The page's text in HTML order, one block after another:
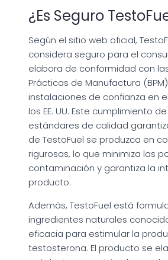
¿Es Seguro
Según el sitio web oficial,
considera seguro para el
elabora de conformidad con
Prácticas de Manufactura
instalaciones de confianza en
los EE. UU. Este cumplimiento
estándares de calidad
de TestoFuel se produzca en
rigurosas, lo que minimiza las
contaminación y garantiza la
producto.
Además, TestoFuel está
ingredientes naturales
eficacia para estimular la
testosterona. El producto se